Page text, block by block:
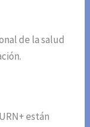
de la salud
están